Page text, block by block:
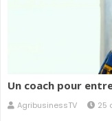
Un coach pour
AgribusinessTV 25